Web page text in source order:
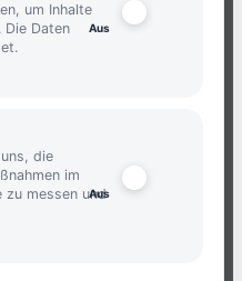
KEINE
um Inhalte
Die Daten
die
im
zu messen und